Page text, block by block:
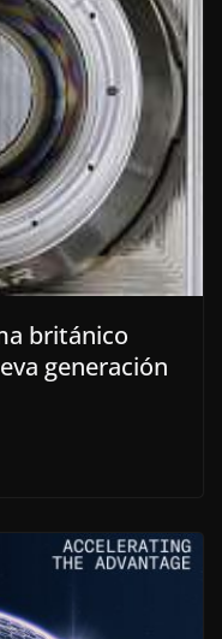
británico
generación